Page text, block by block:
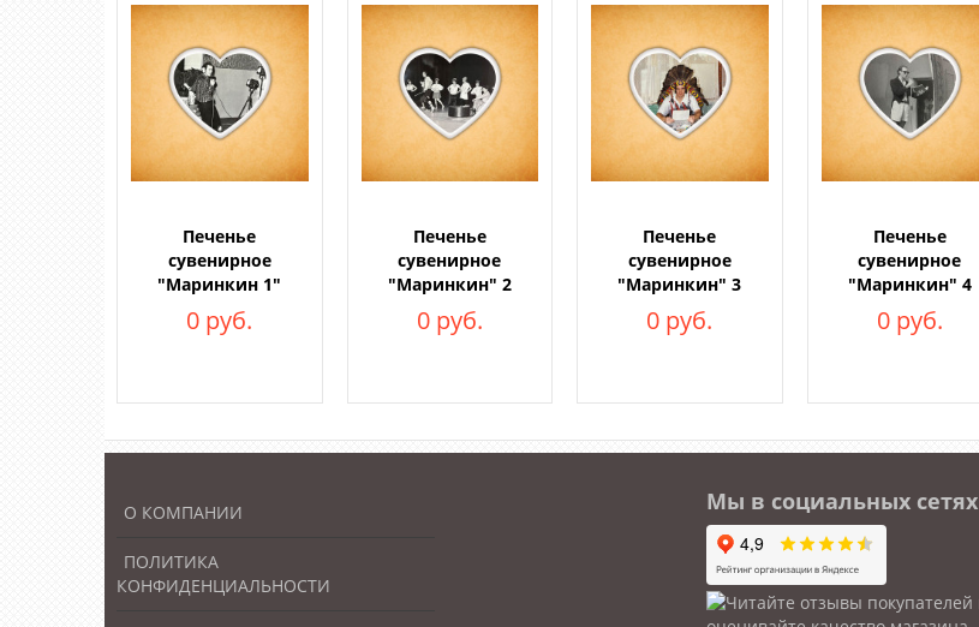
Печенье
сувенирное
"Маринкин 1"
0 руб.
Печенье
сувенирное
"Маринкин" 2
0 руб.
Печенье
сувенирное
"Маринкин" 3
0 руб.
Печенье
сувенирное
"Маринкин" 4
0 руб.
О КОМПАНИИ
ПОЛИТИКА
КОНФИДЕНЦИАЛЬНОСТИ
Мы в социальных сетях